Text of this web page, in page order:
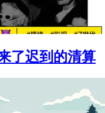
了迟到的清算